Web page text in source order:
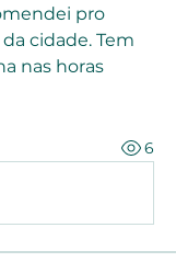
pro
cidade. Tem
nas horas
6